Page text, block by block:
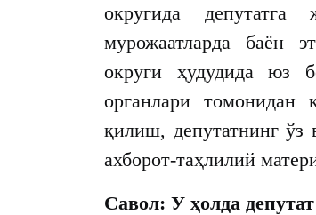
округида
мурожаатларда баён
округи ҳудудида юз
органлари томонидан
қилиш, депутатнинг ўз
ахборот-таҳлилий
Савол: У ҳолда